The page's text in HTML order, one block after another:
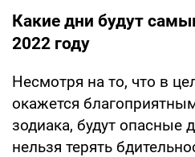
Какие дни будут
2022 году
Несмотря на то, что в
окажется
зодиака, будут опасные
нельзя терять